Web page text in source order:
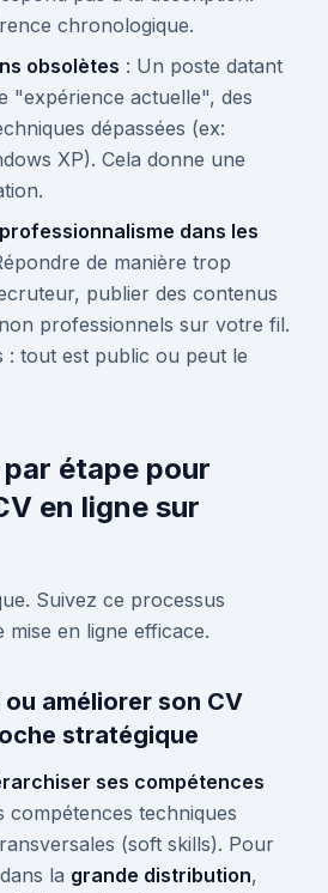
chronologique.
obsolètes : Un poste datant
"expérience actuelle", des
dépassées (ex:
XP). Cela donne une
dans les
de manière trop
publier des contenus
professionnels sur votre fil.
: tout est public ou peut le
étape pour
en ligne sur
Suivez ce processus
en ligne efficace.
ou améliorer son CV
stratégique
ses compétences
compétences techniques
(soft skills). Pour
la grande distribution,